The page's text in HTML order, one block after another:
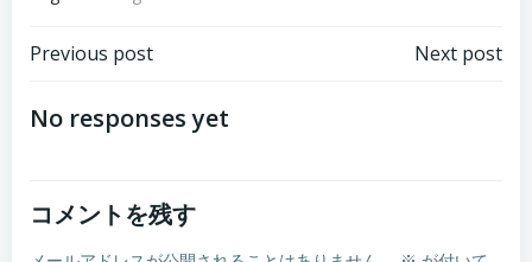
投
稿
ビ
Previous post
ビ
Next post
No responses yet
コメントを残す